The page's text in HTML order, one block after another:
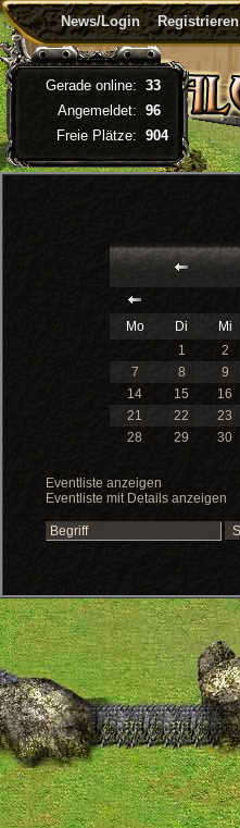
News/Login Registrieren
Mo
Di Mi
1
2
7
8 9
14
15 16
21
22 23
28
29 30
Eventliste anzeigen
Eventliste mit Details anzeigen
Gerade online: 33
Angemeldet: 96
Freie Plätze: 904